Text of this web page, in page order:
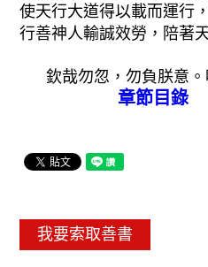
使天行大道得以載而運行
行善神人輸誠效勞，陪著
欽哉勿忽，勿負朕意。
章節目錄
我要索取善書